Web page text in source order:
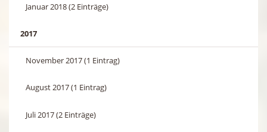
Januar 2018 (2 Einträge)
2017
November 2017 (1 Eintrag)
August 2017 (1 Eintrag)
Juli 2017 (2 Einträge)